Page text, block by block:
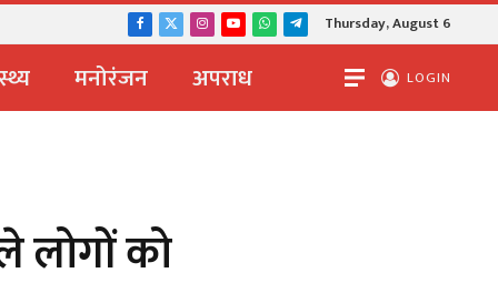
Facebook
X
Instagram
YouTubeWhatsApp
TelegramThursday, August 6
मनोरंजन अपराध LOGIN
लोगों को